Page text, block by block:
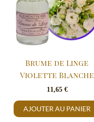
Brume de Linge
Violette Blanche
11,65 €
AJOUTER AU PANIER